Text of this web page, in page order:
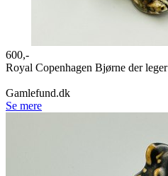
600,-
Royal Copenhagen Bjørne der leger
Gamlefund.dk
Se mere